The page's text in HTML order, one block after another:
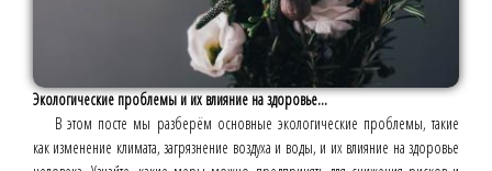
Экологические проблемы и их влияние на здоровье...
В этом посте мы разберём основные экологические проблемы, такие
как изменение климата, загрязнение воздуха и воды, и их влияние на здоровье